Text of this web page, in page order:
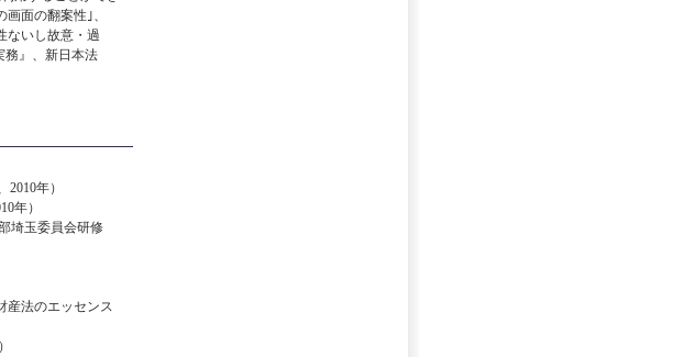
面の翻案性｣、
ないし故意・過
務』、新日本法
年）
年）
埼玉委員会研修
産法のエッセンス